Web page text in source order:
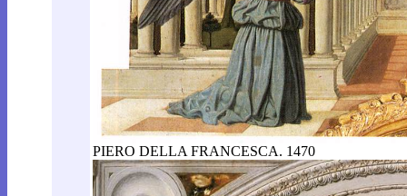
PIERO DELLA FRANCESCA. 1470